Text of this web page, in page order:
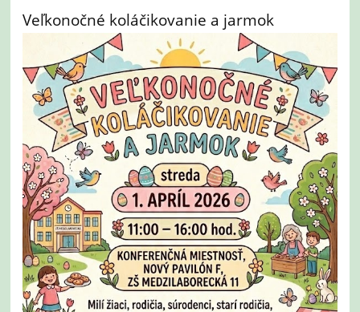
Veľkonočné koláčikovanie a jarmok